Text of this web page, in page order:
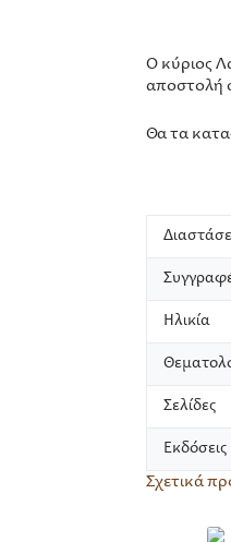
Ο κύριος
αποστολή
Θα τα
Ηλικία
Σελίδες
Εκδόσεις
Σχετικά